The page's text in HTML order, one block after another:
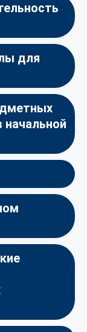
для
начальной